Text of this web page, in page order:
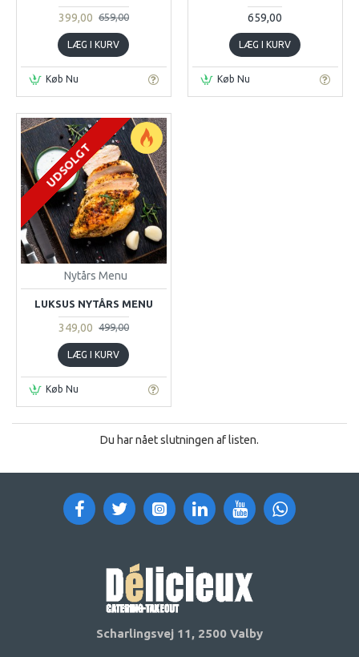
399,00 659,00
LÆG I KURV
Køb Nu
659,00
LÆG I KURV
Køb Nu
UDSOLGT
Nytårs Menu
LUKSUS NYTÅRS MENU
349,00 499,00
LÆG I KURV
Køb Nu
Du har nået slutningen af listen.
Scharlingsvej 11, 2500 Valby